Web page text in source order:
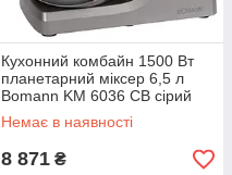
Кухонний комбайн 1500 Вт
планетарний міксер 6,5 л
Bomann KM 6036 CB сірий
Немає в наявності
8 871 ₴